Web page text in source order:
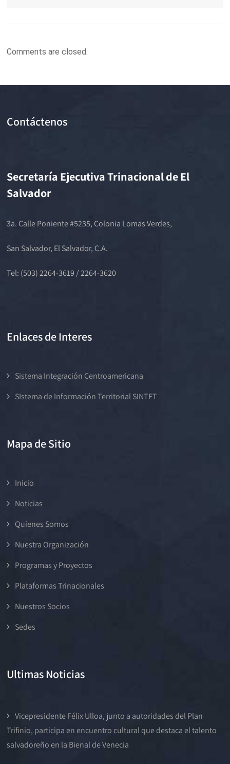
Comments are closed.
Contáctenos
Secretaría Ejecutiva Trinacional de El
Salvador
3a. Calle Poniente #5235, Colonia Lomas Verdes,
San Salvador, El Salvador, C.A.
Tel: (503) 2264-3619 / 2264-3620
Enlaces de Interes
Sistema Integración Centroamericana
SIstema de Información Territorial SINTET
Mapa de Sitio
Inicio
Noticias
Quienes Somos
Nuestra Organización
Programas y Proyectos
Plataformas Trinacionales
Nuestros Socios
Sedes
Ultimas Noticias
Vicepresidente Félix Ulloa, junto a autoridades del Plan
Trifinio, participa en encuentro cultural que destaca el talento
salvadoreño en la Bienal de Venecia